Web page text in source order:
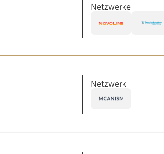
Netzwerke
Netzwerk